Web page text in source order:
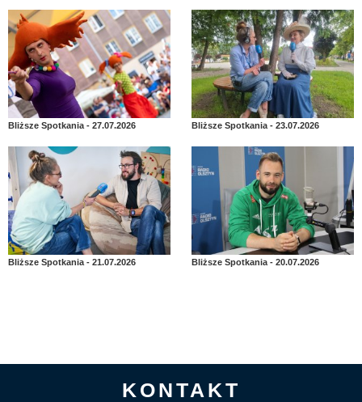
Bliższe Spotkania - 27.07.2026 Bliższe Spotkania - 23.07.2026
Bliższe Spotkania - 21.07.2026 Bliższe Spotkania - 20.07.2026
KONTAKT